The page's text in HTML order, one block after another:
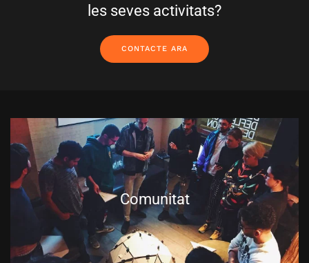
les seves activitats?
CONTACTE ARA
Comunitat